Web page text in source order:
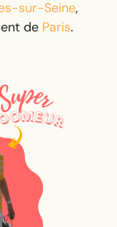
sur-Seine,
de Paris.